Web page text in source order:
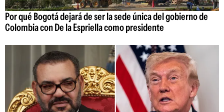
Por qué Bogotá dejará de ser la sede única del gobierno de
Colombia con De la Espriella como presidente